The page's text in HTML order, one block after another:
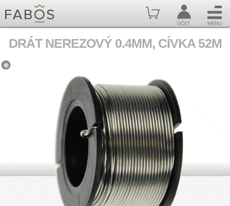
ÚČET MENU
DRÁT NEREZOVÝ 0.4MM, CÍVKA 52M